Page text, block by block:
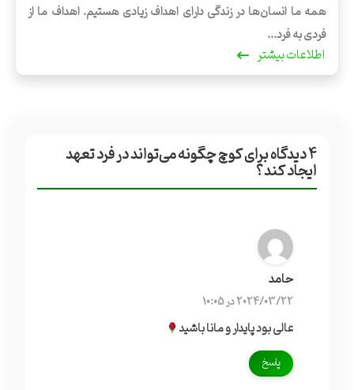
همه ما انسان‌ها در زندگی دارای اهداف زیادی هستیم. اهداف ما از
فردی به فرد...
اطلاعات بیشتر
۴دیدگاه برایکوچ چگونه می‌تواند در فرد تعهد
ایجاد کند؟
حامد
2024/03/22 در 10:05
عالی بود پایدار و مانا باشید
پاسخ